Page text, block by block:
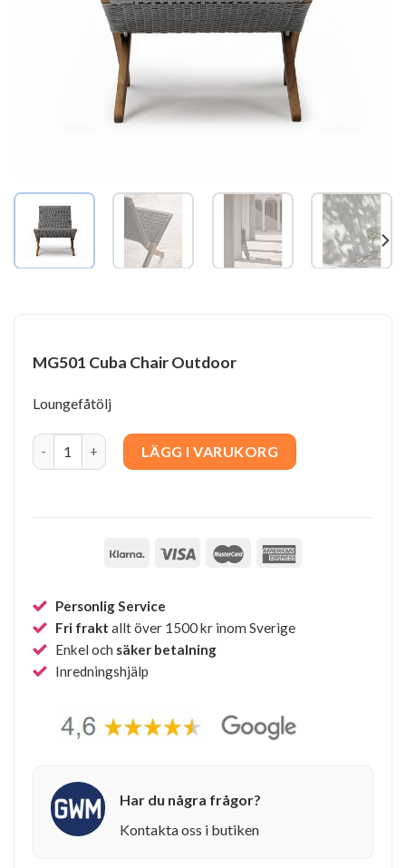
MG501 Cuba Chair Outdoor
Loungefåtölj
MG501 Cuba Chair Outdoor quantity
LÄGG I VARUKORG
Personlig Service
Fri frakt allt över 1500 kr inom Sverige
Enkel och säker betalning
Inredningshjälp
Har du några frågor?
Kontakta oss i butiken